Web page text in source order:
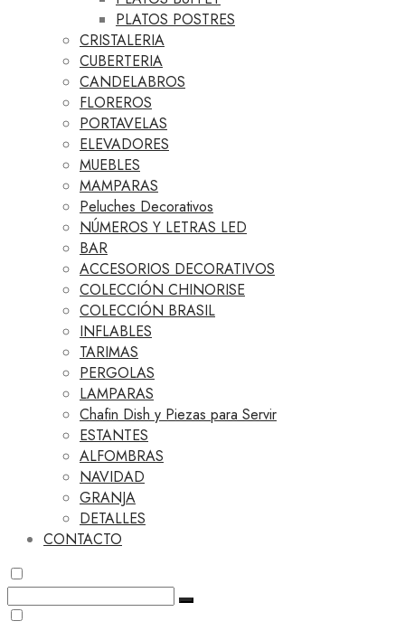
PLATOS POSTRES
CRISTALERIA
CUBERTERIA
CANDELABROS
FLOREROS
PORTAVELAS
ELEVADORES
MUEBLES
MAMPARAS
Peluches Decorativos
NÚMEROS Y LETRAS LED
BAR
ACCESORIOS DECORATIVOS
COLECCIÓN CHINORISE
COLECCIÓN BRASIL
INFLABLES
TARIMAS
PERGOLAS
LAMPARAS
Chafin Dish y Piezas para Servir
ESTANTES
ALFOMBRAS
NAVIDAD
GRANJA
DETALLES
CONTACTO